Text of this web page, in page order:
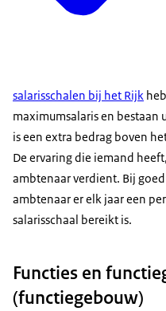
salarisschalen bij het Rijk
maximumsalaris en
is een extra bedrag boven
De ervaring die iemand
ambtenaar verdient. Bij
ambtenaar er elk jaar een
salarisschaal bereikt is.
Functies en
(functiegebouw)